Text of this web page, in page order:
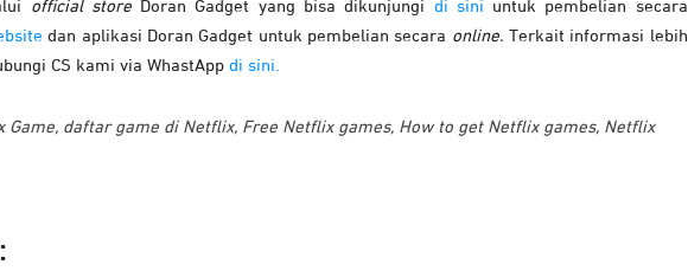
official storeDoran Gadget yang bisa dikunjungi di sini untuk pembelian secara
dan aplikasi Doran Gadget untuk pembelian secara online. Terkait informasi lebih
CS kami via WhastApp di sini.
Game, daftar game di Netflix, Free Netflix games, How to get Netflix games, Netflix